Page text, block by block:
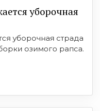
уборочная
уборочная страда
озимого рапса.